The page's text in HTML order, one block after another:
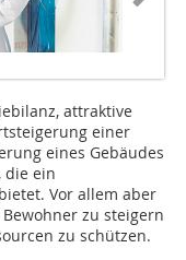
attraktive
einer
eines Gebäudes
die ein
Vor allem aber
zu steigern
zu schützen.